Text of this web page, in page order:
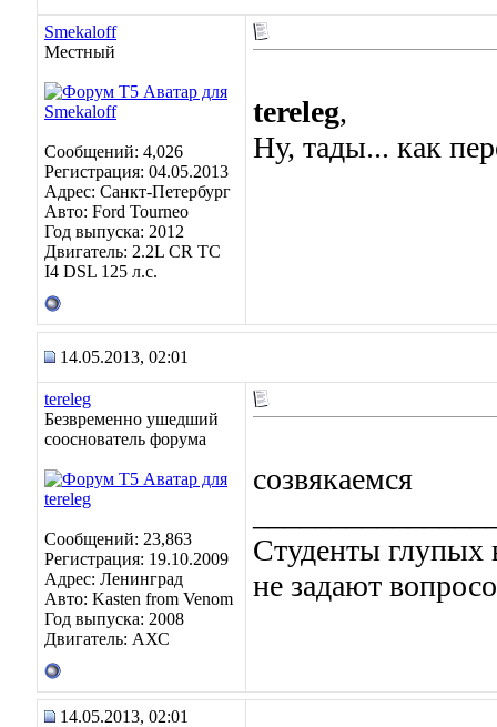
Smekaloff
Местный
Сообщений: 4,026
Регистрация: 04.05.2013
Адрес: Санкт-Петербург
Авто: Ford Tourneo
Год выпуска: 2012
Двигатель: 2.2L CR TC
I4 DSL 125 л.с.
tereleg,
Ну, тады... как
14.05.2013, 02:01
tereleg
Безвременно ушедший
сооснователь форума
Сообщений: 23,863
Регистрация: 19.10.2009
Адрес: Ленинград
Авто: Kasten from Venom
Год выпуска: 2008
Двигатель: АХС
созвякаемся
Студенты глупых
не задают
14.05.2013, 02:01